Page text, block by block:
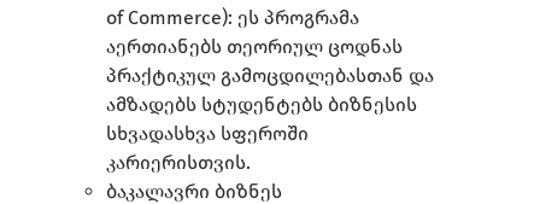
of Commerce): ეს პროგრამა
აერთიანებს თეორიულ ცოდნას
პრაქტიკულ გამოცდილებასთან და
ამზადებს სტუდენტებს ბიზნესის
სხვადასხვა სფეროში
კარიერისთვის.​
ბაკალავრი ბიზნეს